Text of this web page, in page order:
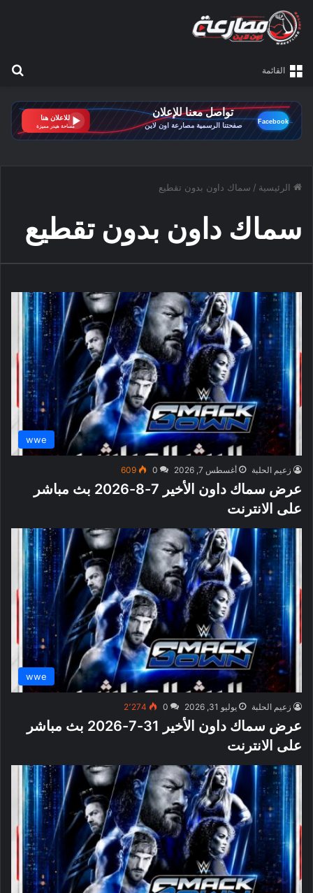
القائمة
الرئيسية / سماك داون بدون تقطيع
سماك داون بدون تقطيع
wwe
زعيم الحلبة أغسطس 7, 2026 0
609
عرض سماك داون الأخير 7-8-2026 بث مباشر
على الانترنت
wwe
زعيم الحلبة يوليو 31, 2026 0 2٬274
عرض سماك داون الأخير 31-7-2026 بث مباشر
على الانترنت